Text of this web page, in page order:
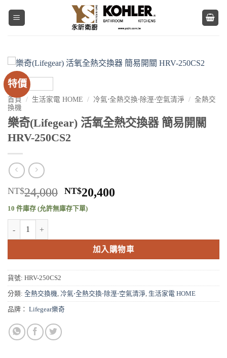
特價
首頁 / 生活家電 HOME / 冷氣⋅全熱交換⋅除溼⋅空氣清淨 / 全熱交
換機
樂奇(Lifegear) 活氧全熱交換器 簡易開關
HRV-250CS2
NT$24,000 原
始
NT$24,000。
NT$20,400
NT$20,400。
10 件庫存 (允許無庫存下單)
加入購物車
貨號: HRV-250CS2
分類: 全熱交換機, 冷氣⋅全熱交換⋅除溼⋅空氣清淨, 生活家電 HOME
品牌： Lifegear樂奇